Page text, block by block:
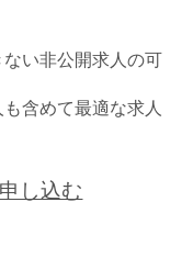
い非公開求人の可
含めて最適な求人
し込む